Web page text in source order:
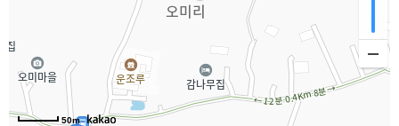
50m